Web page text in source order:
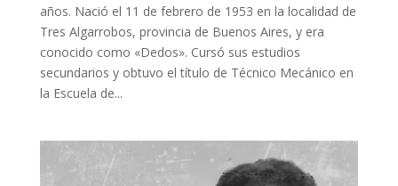
años. Nació el 11 de febrero de 1953 en la localidad de
Tres Algarrobos, provincia de Buenos Aires, y era
conocido como «Dedos». Cursó sus estudios
secundarios y obtuvo el título de Técnico Mecánico en
la Escuela de...